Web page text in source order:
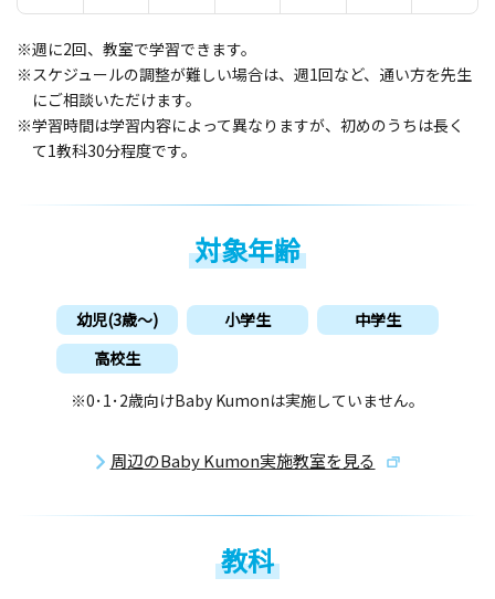
※週に2回、教室で学習できます。
※スケジュールの調整が難しい場合は、週1回など、通い方を先生
にご相談いただけます。
※学習時間は学習内容によって異なりますが、初めのうちは長く
て1教科30分程度です。
対象年齢
幼児(3歳〜) 小学生
中学生
高校生
※0･1･2歳向けBaby Kumonは実施していません。
周辺のBaby Kumon実施教室を見る
教科